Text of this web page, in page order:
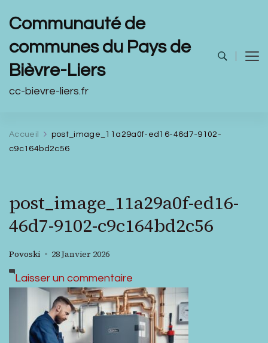
Communauté de
communes du Pays de
Bièvre-Liers
cc-bievre-liers.fr
Accueil
post_image_11a29a0f-ed16-46d7-9102-
c9c164bd2c56
post_image_11a29a0f-ed16-
46d7-9102-c9c164bd2c56
Povoski 28 Janvier 2026
Laisser un commentaire
post_image_11a29a0f-
ed16-
46d7-